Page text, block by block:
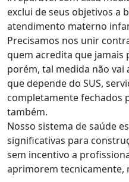
exclui de seus objetivos a
atendimento materno
Precisamos nos unir
quem acredita que jamais
porém, tal medida não vai
que depende do SUS,
completamente fechados
também.
Nosso sistema de saúde
significativas para
sem incentivo a
aprimorem tecnicamente,